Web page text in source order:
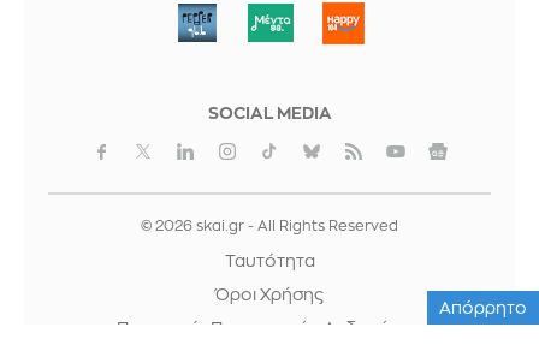
ΜΠΟΡΟΥΜΕ
SOCIAL MEDIA
© 2026 skai.gr - All Rights Reserved
Ταυτότητα
Όροι Χρήσης
Προστασία Προσωπικών Δεδομένων
Απόρρητο